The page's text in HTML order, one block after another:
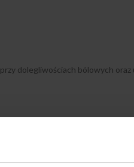
dolegliwościach bólowych
kwasu